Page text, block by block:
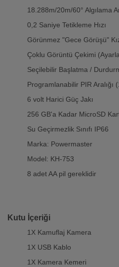
18.288m/20m/60° Algılama
0,2 Saniye Tetikleme Hızı
Görünmez "Gece Görüşü"
Çoklu Görüntü Çekimi
Seçilebilir Başlatma /
Programlanabilir PIR Aralığı
6 volt Harici Güç Jakı
256 GB'a Kadar MicroSD
Su Geçirmezlik Sınıfı IP66
Marka: Powermaster
Model: KH-753
8 adet AA pil gereklidir
Kutu İçeriği
1X Kamuflaj Kamera
1X USB Kablo
1X Kamera Kemeri